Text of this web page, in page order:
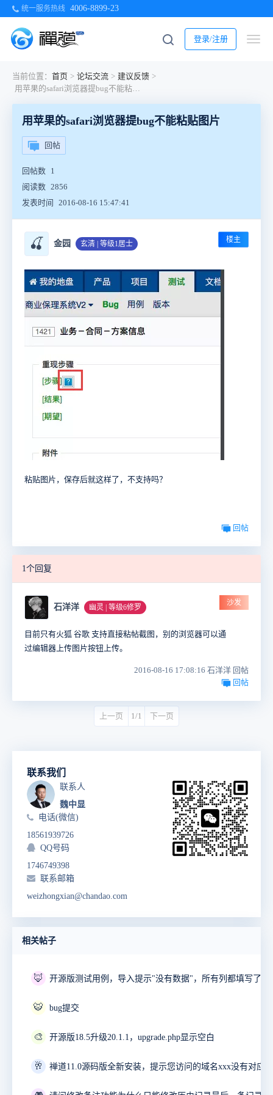
统一服务热线 4006-8899-23
登录/注册
当前位置： 首页 > 论坛交流 > 建议反馈 >
用苹果的safari浏览器提bug不能粘贴图片
用苹果的safari浏览器提bug不能粘贴图片
回帖
回帖数 1
阅读数 2856
发表时间
2016-08-16 15:47:41
🍒 金园 玄清 | 等级1居士 楼主
粘贴图片，保存后就这样了，不支持吗？
回帖
1个回复
石洋洋 幽灵 | 等级6修罗
沙发
目前只有火狐 谷歌 支持直接粘帖截图，别的浏览器可以通
过编辑器上传图片按钮上传。
2016-08-16 17:08:16 石洋洋 回帖
回帖
上一页 1/1 下一页
联系我们
联系人
魏中显
电话(微信)
18561939726
QQ号码
1746749398
联系邮箱
weizhongxian@chandao.com
相关帖子
🦊 开源版测试用例，导入提示"没有数据"，所有列都填写了。
🐯 bug提交
🎨 开源版18.5升级20.1.1，upgrade.php显示空白
🥂 禅道11.0源码版全新安装，提示您访问的域名xxx没有对应